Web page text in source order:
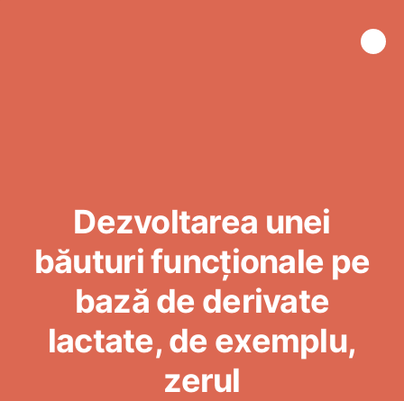
Dezvoltarea unei
băuturi funcționale pe
bază de derivate
lactate, de exemplu,
zerul